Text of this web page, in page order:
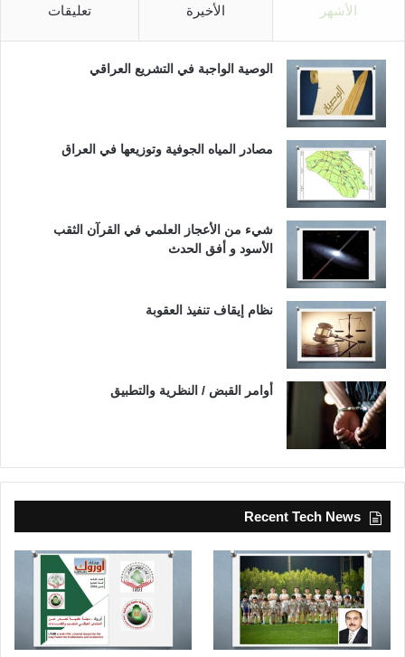
الأشهر الأخيرة تعليقات
الوصية الواجبة في التشريع العراقي
مصادر المياه الجوفية وتوزيعها في العراق
شيء من الأعجاز العلمي في القرآن الثقب
الأسود و أفق الحدث
نظام إيقاف تنفيذ العقوبة
أوامر القبض / النظرية والتطبيق
Recent Tech News